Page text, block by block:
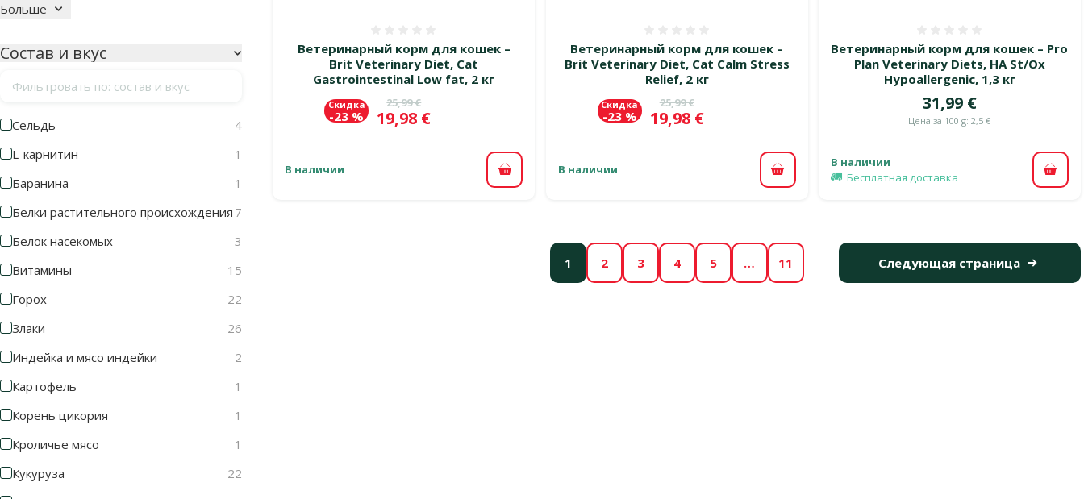
Больше
Состав и вкус
Фильтровать по: состав и вкус
Cельдь
4
L-карнитин
1
Баранина
1
Белки растительного происхождения 7
Белок насекомых
3
Витамины
15
Горох
22
Злаки
26
Индейка и мясо индейки
2
Картофель
1
Корень цикория
1
Кроличье мясо
1
Кукуруза
22
Ветеринарный корм для кошек –
Brit Veterinary Diet, Cat
Gastrointestinal Low fat, 2 кг
Исходная цена
25,99 €
Цена
19,98 €
Скидка
-23 %
В наличии В корзину
Ветеринарный корм для кошек –
Brit Veterinary Diet, Cat Calm Stress
Relief, 2 кг
Исходная цена
25,99 €
Цена
19,98 €
Скидка
-23 %
В наличии В корзину
Ветеринарный корм для кошек – Pro
Plan Veterinary Diets, HA St/Ox
Hypoallergenic, 1,3 кг
Цена
31,99 €
Цена за 100 g: 2,5 €
В наличии
Бесплатная доставка
В
1 2 3 4 5 … 11 Следующая страница